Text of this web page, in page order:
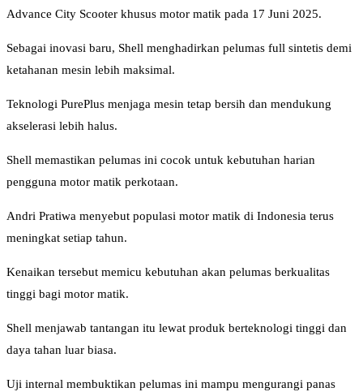
Advance City Scooter khusus motor matik pada 17 Juni 2025.
Sebagai inovasi baru, Shell menghadirkan pelumas full sintetis demi
ketahanan mesin lebih maksimal.
Teknologi PurePlus menjaga mesin tetap bersih dan mendukung
akselerasi lebih halus.
Shell memastikan pelumas ini cocok untuk kebutuhan harian
pengguna motor matik perkotaan.
Andri Pratiwa menyebut populasi motor matik di Indonesia terus
meningkat setiap tahun.
Kenaikan tersebut memicu kebutuhan akan pelumas berkualitas
tinggi bagi motor matik.
Shell menjawab tantangan itu lewat produk berteknologi tinggi dan
daya tahan luar biasa.
Uji internal membuktikan pelumas ini mampu mengurangi panas